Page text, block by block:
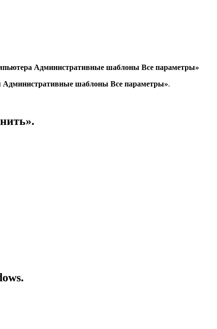
Административные шаблоны Все параметры»
Административные шаблоны Все параметры».